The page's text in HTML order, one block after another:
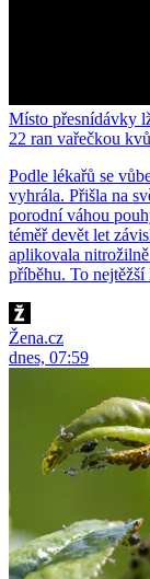
Místo přesnídávky
22 ran vařečkou
Podle lékařů se
vyhrála. Přišla na
porodní váhou
téměř devět let
aplikovala
příběhu. To
Žena.cz
dnes, 07:59